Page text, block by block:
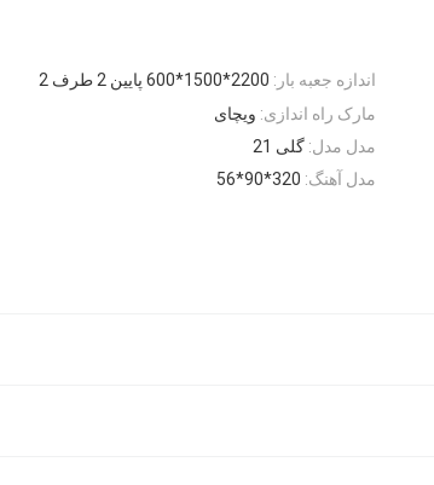
اندازه جعبه بار: 2200*1500*600 پایین 2 طرف 2
مارک راه اندازی: ویچای
مدل مدل: گلی 21
مدل آهنگ: 320*90*56